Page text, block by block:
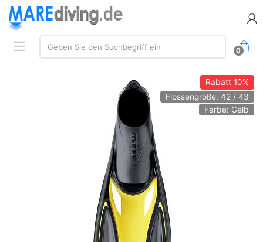
Suche:
Geben Sie den Suchbegriff ein
0
Rabatt10%
Flossengröße: 42 / 43
Farbe: Gelb